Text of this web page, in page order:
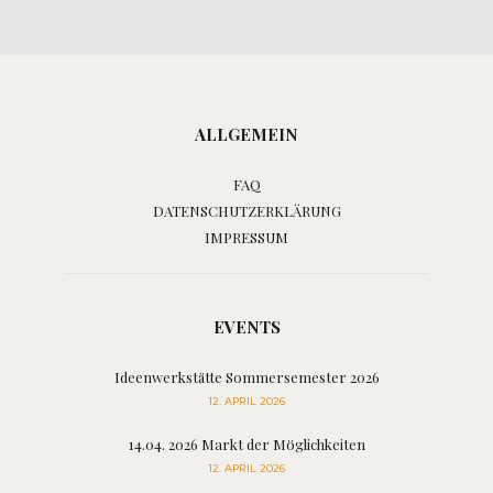
ALLGEMEIN
FAQ
DATENSCHUTZERKLÄRUNG
IMPRESSUM
EVENTS
Ideenwerkstätte Sommersemester 2026
12. APRIL 2026
14.04. 2026 Markt der Möglichkeiten
12. APRIL 2026